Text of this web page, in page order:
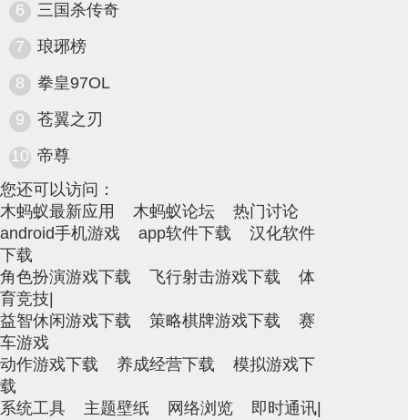
6
三国杀传奇
7
琅琊榜
8
拳皇97OL
9
苍翼之刃
10 帝尊
您还可以访问：
木蚂蚁最新应用
木蚂蚁论坛
热门讨论
android手机游戏
app软件下载
汉化软件
下载
角色扮演游戏下载
飞行射击游戏下载
体
育竞技
益智休闲游戏下载
策略棋牌游戏下载
赛
车游戏
动作游戏下载
养成经营下载
模拟游戏下
载
系统工具
主题壁纸 网络浏览 即时通讯